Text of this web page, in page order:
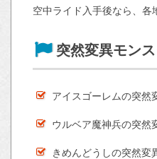
空中ライド入手後なら、
突然変異モン
アイスゴーレムの突然
ウルベア魔神兵の突然
きめんどうしの突然変